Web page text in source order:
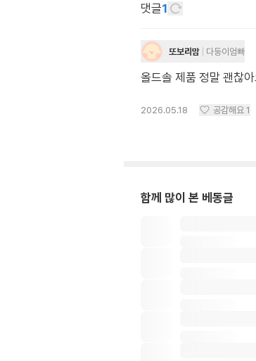
댓글1
또보리맘 다둥이엄빠
올드솔 제품 정말 괜찮
2026.05.18 공감해요 1
함께 많이 본 베동글